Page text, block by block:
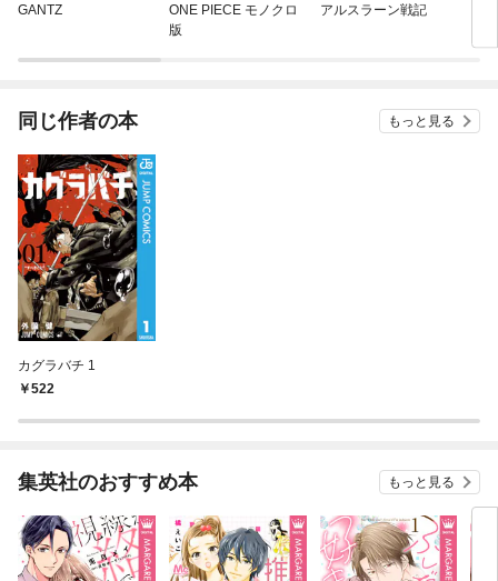
GANTZ
ONE PIECE モノクロ
版
アルスラーン戦記
同じ作者の本 もっと見る
カグラバチ 1
522
集英社のおすすめ本 もっと見る